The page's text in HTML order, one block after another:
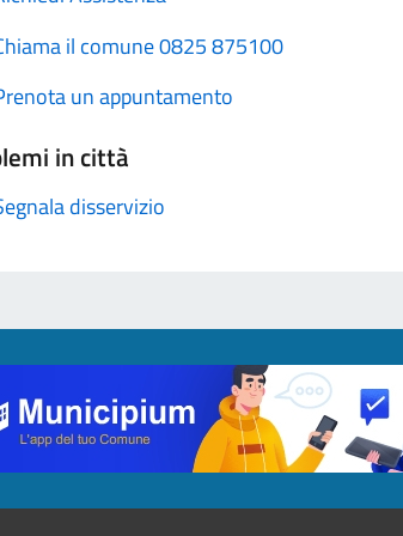
il comune 0825 875100
un appuntamento
in città
disservizio